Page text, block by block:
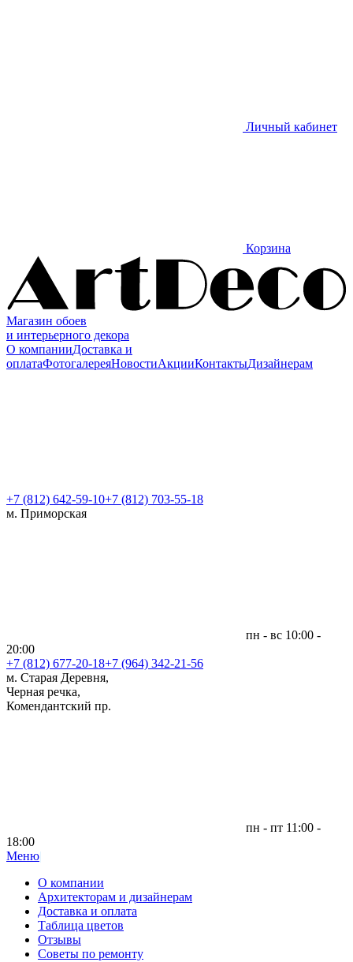
Личный кабинет
Корзина
Магазин обоев
и интерьерного декора
О компанииДоставка и
оплатаФотогалереяНовостиАкцииКонтактыДизайнерам
+7 (812) 642-59-10+7 (812) 703-55-18
м. Приморская
пн - вс 10:00 -
20:00
+7 (812) 677-20-18+7 (964) 342-21-56
м. Старая Деревня,
Черная речка,
Комендантский пр.
пн - пт 11:00 -
18:00
Меню|
О компании
Архитекторам и дизайнерам
Доставка и оплата
Таблица цветов
Отзывы
Советы по ремонту